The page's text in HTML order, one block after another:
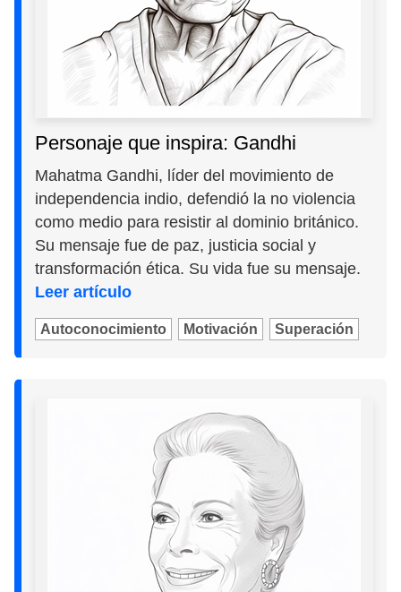
Personaje que inspira: Gandhi
Mahatma Gandhi, líder del movimiento de
independencia indio, defendió la no violencia
como medio para resistir al dominio británico.
Su mensaje fue de paz, justicia social y
transformación ética. Su vida fue su mensaje.
Leer artículo
Autoconocimiento Motivación Superación